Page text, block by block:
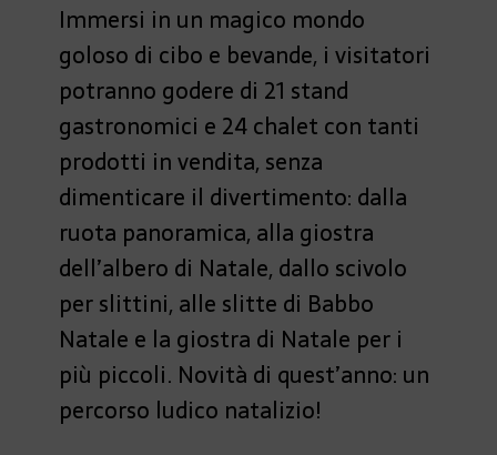
Immersi in un magico mondo
goloso di cibo e bevande, i visitatori
potranno godere di 21 stand
gastronomici e 24 chalet con tanti
prodotti in vendita, senza
dimenticare il divertimento: dalla
ruota panoramica, alla giostra
dell’albero di Natale, dallo scivolo
per slittini, alle slitte di Babbo
Natale e la giostra di Natale per i
più piccoli. Novità di quest’anno: un
percorso ludico natalizio!